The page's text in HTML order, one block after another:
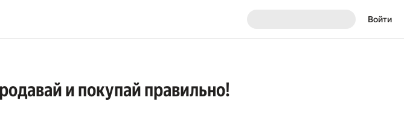
Войти
и покупай правильно!